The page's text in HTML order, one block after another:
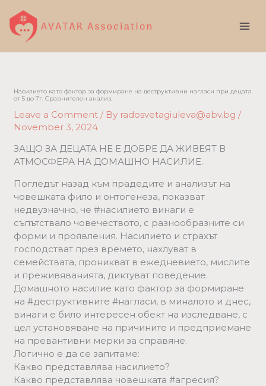
content
Насилието като фактор за формиране на деструктивни нагласи при децата
от 5 до 7г. Сравнителен анализ.
Leave a Comment / By radosvetagiuleva@abv.bg/
November 3, 2024
ЗАЩО ЗА ДЕЦАТА НЕ Е ДОБРЕ ДА ЖИВЕЯТ В
АТМОСФЕРА НА ДОМАШНО НАСИЛИЕ.
Погледът назад към прадедите и анализът на
човешката фило и онтогенеза, показват
недвузначно, че #насилието винаги е
съпътствало човечеството, с разнообразните си
форми и проявления. Насилието и страхът
господстват през времето, нахлуват в
семействата, проникват в ежедневието, мислите
и преживяванията, диктуват поведение.
Домашното насилие като фактор за формиране
на #деструктивните #нагласи, в миналото и днес,
винаги е било интересен обект на изследване, с
цел установяване на причините и предприемане
на превантивни мерки за справяне.
Логично е да се запитаме:
Какво представлява насилието?
Какво представлява човешката #агресия?